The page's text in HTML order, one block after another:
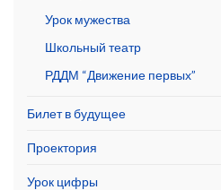
Урок мужества
Школьный театр
РДДМ “Движение первых”
Билет в будущее
Проектория
Урок цифры